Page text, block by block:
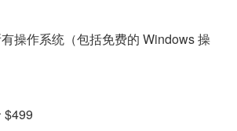
操作系统（包括免费的 Windows 操
$499